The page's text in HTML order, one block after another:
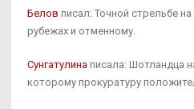
Белов писал: Точной стрельбе
рубежах и отменному.
Сунгатулина писала: Шотландца
которому прокуратуру